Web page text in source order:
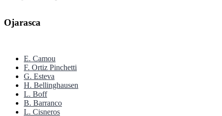
Ojarasca
E. Camou
F. Ortiz Pinchetti
G. Esteva
H. Bellinghausen
L. Boff
B. Barranco
L. Cisneros